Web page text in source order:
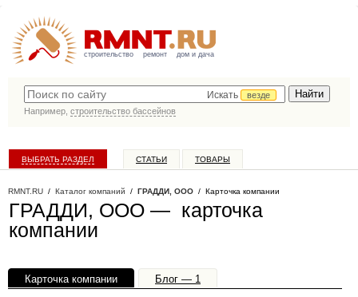
строительство ремонт дом и дача
Искать
везде
Например, строительство бассейнов
ВЫБРАТЬ РАЗДЕЛ СТАТЬИ ТОВАРЫ
RMNT.RU / Каталог компаний / ГРАДДИ, ООО / Карточка компании
ГРАДДИ, ООО — карточка
компании
Карточка компании
Блог — 1